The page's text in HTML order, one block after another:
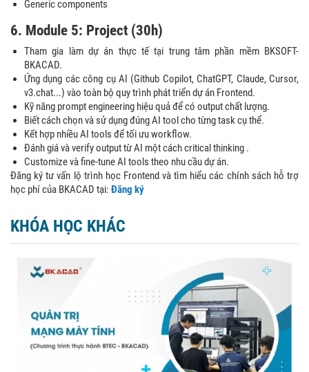
Generic components
6. Module 5: Project (30h)
Tham gia làm dự án thực tế tại trung tâm phần mềm BKSOFT-
BKACAD.
Ứng dụng các công cụ AI (Github Copilot, ChatGPT, Claude, Cursor,
v3.chat...) vào toàn bộ quy trình phát triển dự án Frontend.
Kỹ năng prompt engineering hiệu quả để có output chất lượng.
Biết cách chọn và sử dụng đúng AI tool cho từng task cụ thể.
Kết hợp nhiều AI tools để tối ưu workflow.
Đánh giá và verify output từ AI một cách critical thinking .
Customize và fine-tune AI tools theo nhu cầu dự án.
Đăng ký tư vấn lộ trình học Frontend và tìm hiểu các chính sách hỗ trợ
học phí của BKACAD tại: Đăng ký
KHÓA HỌC KHÁC